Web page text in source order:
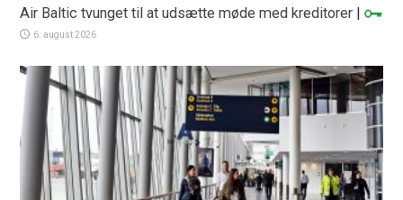
Air Baltic tvunget til at udsætte møde med kreditorer |
6. august 2026